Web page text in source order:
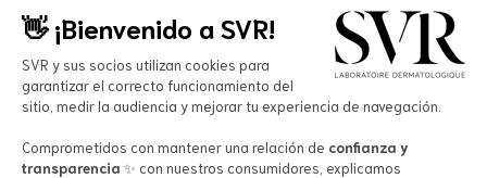
del tratamiento de sus datos personales, derecho de portabilidad
de estos, así como el derecho revocar el consentimiento otorgado y
solicitar su baja haciendo clic en la opción de baja que aparece
en los correos recibidos. Para más información, consulte nuestra
Política de Privacidad.
👋 ¡Bienvenido a SVR!
SVR y sus socios utilizan cookies para
garantizar el correcto funcionamiento del
sitio, medir la audiencia y mejorar tu experiencia de navegación.
Comprometidos con mantener una relación de confianza y
transparencia ✨ con nuestros consumidores, explicamos